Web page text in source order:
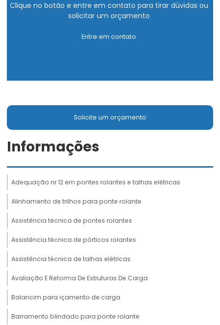
Clique no botão e entre em contato para tirar dúvidas ou
solicitar um orçamento
Entre em contato
Solicite um orçamento
Informações
Adequação nr 12 em pontes rolantes e talhas elétricas
Alinhamento de trilhos para ponte rolante
Assistência técnica de pontes rolantes
Assistência técnica de pórticos rolantes
Assistência técnica de talhas elétricas
Avaliação E Reforma De Estruturas De Carga
Balancim para içamento de carga
Barramento blindado para ponte rolante